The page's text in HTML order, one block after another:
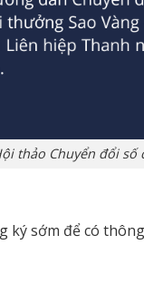
thảo Chuyển đổi
ký sớm để có